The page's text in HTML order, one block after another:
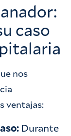
caso
nos
ventajas:
Durante